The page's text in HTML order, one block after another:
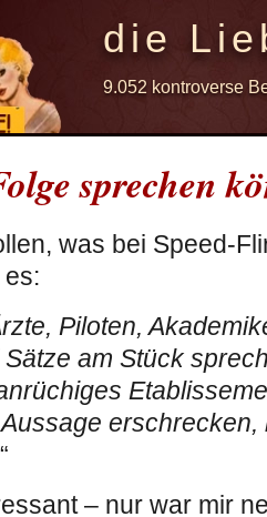
die
9.052 kontroverse
sprechen
was bei Speed-
es:
Piloten,
am Stück
“
– nur war mir